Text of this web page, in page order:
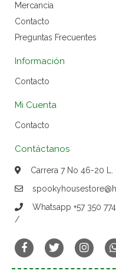
Mercancía
Contacto
Preguntas Frecuentes
Información
Contacto
Mi Cuenta
Contacto
Contáctanos
Carrera 7 No 46-20
Whatsapp +57 350
/